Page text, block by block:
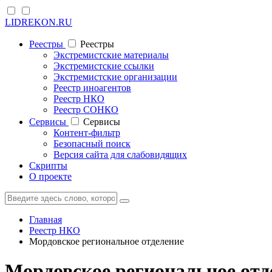
LIDREKON.RU
Реестры
Реестры
Экстремистские материалы
Экстремистские ссылки
Экстремистские организации
Реестр иноагентов
Реестр НКО
Реестр СОНКО
Cервисы
Cервисы
Контент-фильтр
Безопасный поиск
Версия сайта для слабовидящих
Скрипты
О проекте
Главная
Реестр НКО
Мордовское региональное отделение